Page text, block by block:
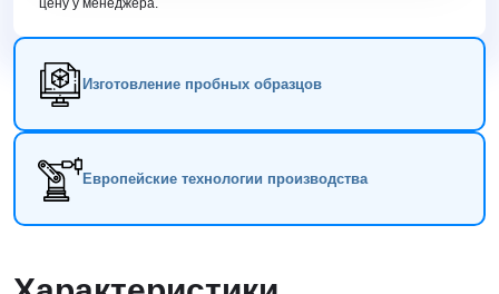
цену у менеджера.
Изготовление пробных образцов
Европейские технологии производства